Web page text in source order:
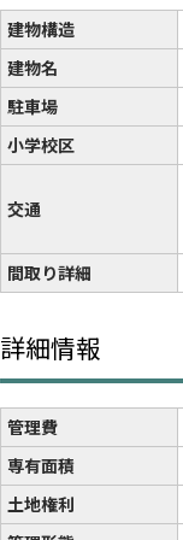
建物構造
建物名
駐車場
小学校区
交通
間取り詳細
詳細情報
管理費
専有面積
土地権利